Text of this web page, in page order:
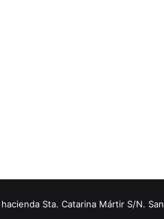
Sta. Catarina Mártir S/N.